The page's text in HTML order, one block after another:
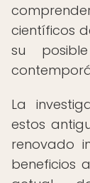
científicos
su
La
estos
renovado
beneficios